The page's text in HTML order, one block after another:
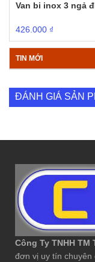
Van bi inox 3 ngả
426.000 ₫
TIN MỚI
ĐÁNH GIÁ SẢN
Công Ty TNHH
đơn vị uy tín chuyên